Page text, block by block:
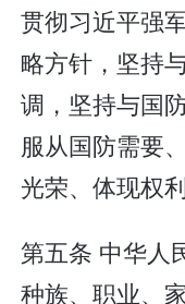
贯彻习近平强
略方针，坚持
调，坚持与国
服从国防需要
光荣、体现权
第五条 中华人
种族、职业、